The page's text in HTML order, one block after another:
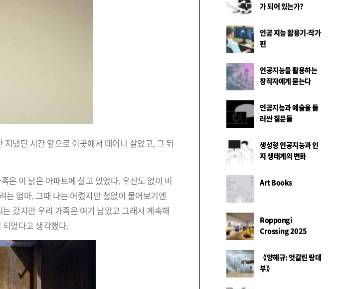
냈던 시간 앞으로 이곳에서 태어나 살았고, 그 뒤
은 이 낡은 아파트에 살고 있었다. 우산도 없이 비
는 엄마. 그때 나는 어렸지만 철없이 물어보기엔
갔지만 우리 가족은 여기 남았고 그래서 계속해
었다고 생각했다.
가 되어 있는가?
인공 지능 활용기-작가
편
인공지능을 활용하는
창작자에게 묻는다
인공지능과 예술을 둘
러싼 질문들
생성형 인공지능과 인
지 생태계의 변화
Art Books
Roppongi
Crossing 2025
《양혜규: 엇갈린 랑데
부》